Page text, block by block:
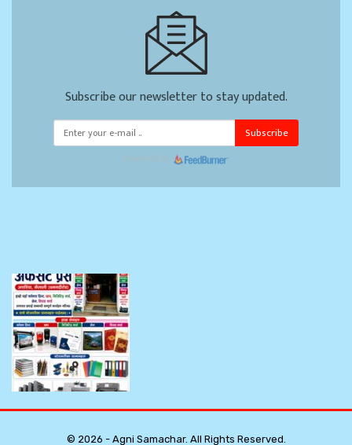
Subscribe our newsletter to stay updated.
Subscribe
© 2026 - Agni Samachar. All Rights Reserved.